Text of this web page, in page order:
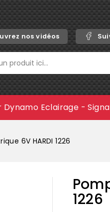
nos vidéos
Dynamo Eclairage -
6V HARDI 1226
1226